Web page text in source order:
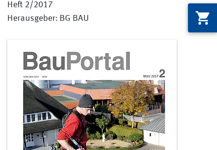
Heft 2/2017
Herausgeber: BG BAU